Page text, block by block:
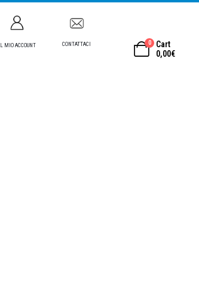
IL MIO ACCOUNT CONTATTACI 0
Cart
0,00€